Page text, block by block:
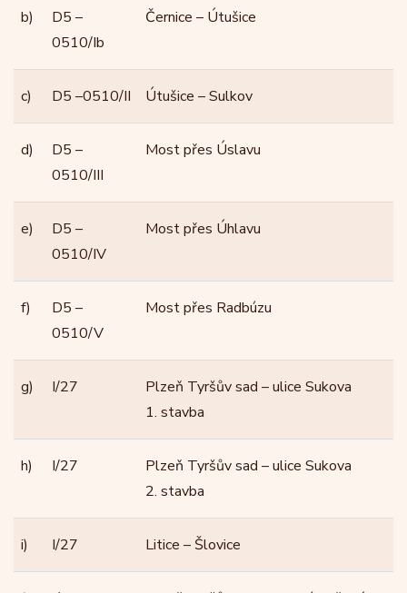
b)
D5 –
0510/Ib
Černice – Útušice
c) D5 –0510/II Útušice – Sulkov
d)
D5 –
0510/III
Most přes Úslavu
e)
D5 –
0510/IV
Most přes Úhlavu
f)
D5 –
0510/V
Most přes Radbúzu
g) I/27
Plzeň Tyršův sad – ulice Sukova
1. stavba
h) I/27
Plzeň Tyršův sad – ulice Sukova
2. stavba
i) I/27 Litice – Šlovice